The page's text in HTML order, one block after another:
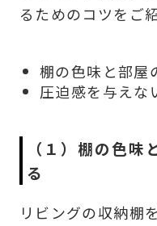
るためのコツをご
棚の色味と部屋
圧迫感を与えな
（１）棚の色味
る
リビングの収納棚